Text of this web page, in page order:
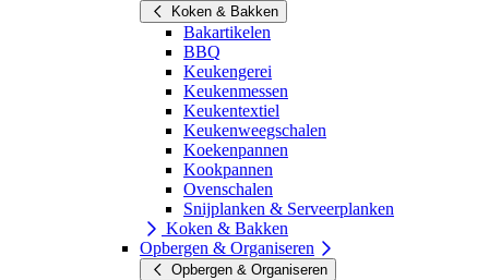
Koken & Bakken
Bakartikelen
BBQ
Keukengerei
Keukenmessen
Keukentextiel
Keukenweegschalen
Koekenpannen
Kookpannen
Ovenschalen
Snijplanken & Serveerplanken
Koken & Bakken
Opbergen & Organiseren
Opbergen & Organiseren